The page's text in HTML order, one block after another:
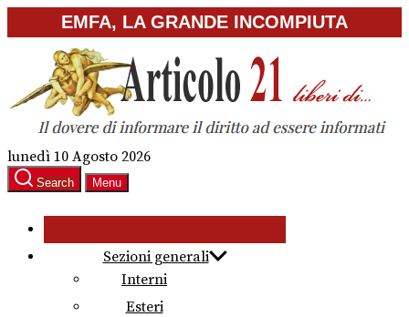
to
content
EMFA, LA GRANDE INCOMPIUTA
lunedì 10 Agosto 2026
Search Menu
Sezioni generali
Interni
Esteri